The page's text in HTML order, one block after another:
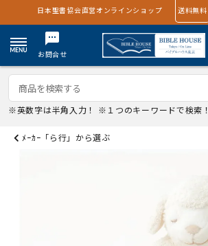
日本聖書協会直営オンラインショップ 送料無料
textsms
お問合せ
※英数字は半角入力！ ※１つのキーワードで検索！
ﾒｰｶｰ「ら行」から選ぶ